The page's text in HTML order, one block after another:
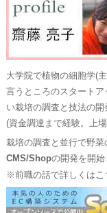
大学院で植物の細胞学(
言うところのスタート
い栽培の調査と技法の開
(資金調達まで経験。上
栽培の調査と並行で野
CMS/Shopの開発を開始
※前職の話で詳しくはこ